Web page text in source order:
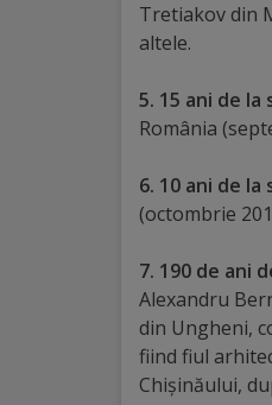
Ungheniul
Obiective
turistice
Sculpturi
(harta
sculpturilor)
Monumente
Tretiakov din
altele.
5. 15 ani de
România
6. 10 ani de
(octombrie
7. 190 de ani
Alexandru
din Ungheni,
fiind fiul
Chișinăului,